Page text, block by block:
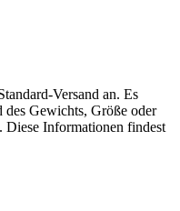
Versand an. Es
Gewichts, Größe oder
Diese Informationen findest